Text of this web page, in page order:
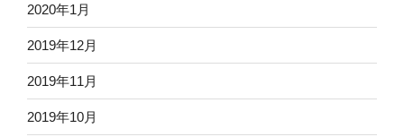
2020年1月
2019年12月
2019年11月
2019年10月